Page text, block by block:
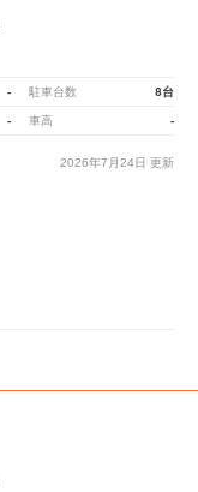
- 駐車台数 8台
- 車高 -
2026年7月24日 更新